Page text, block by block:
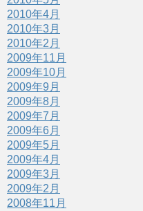
2010年4月
2010年3月
2010年2月
2009年11月
2009年10月
2009年9月
2009年8月
2009年7月
2009年6月
2009年5月
2009年4月
2009年3月
2009年2月
2008年11月